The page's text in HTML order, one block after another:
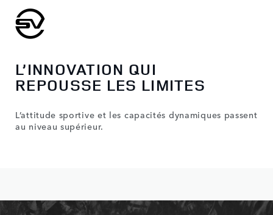
L’INNOVATION QUI
REPOUSSE LES LIMITES
L’attitude sportive et les capacités dynamiques passent
au niveau supérieur.